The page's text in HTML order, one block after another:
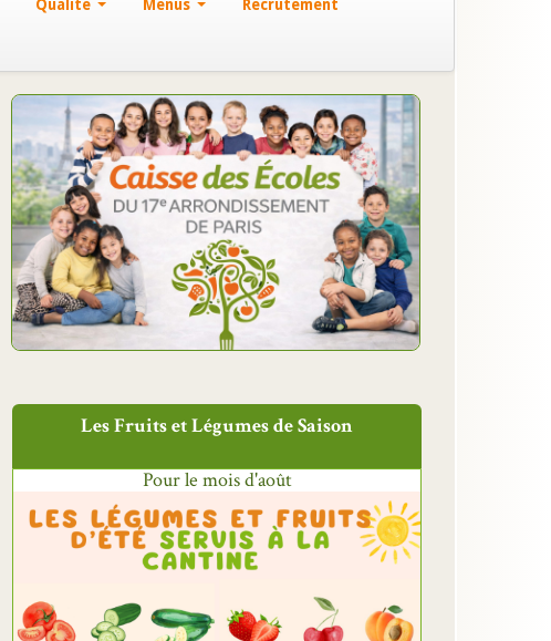
Qualité Menus Recrutement
Les Fruits et Légumes de Saison
Pour le mois d'août